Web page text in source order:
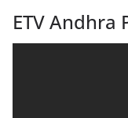
ETV Andhra